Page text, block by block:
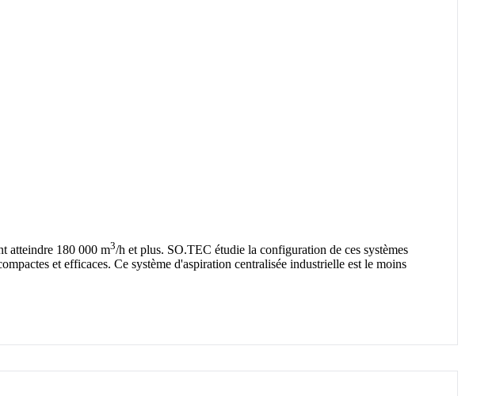
atteindre 180 000 m3/h et plus. SO.TEC étudie la configuration de ces systèmes
et efficaces. Ce système d'aspiration centralisée industrielle est le moins